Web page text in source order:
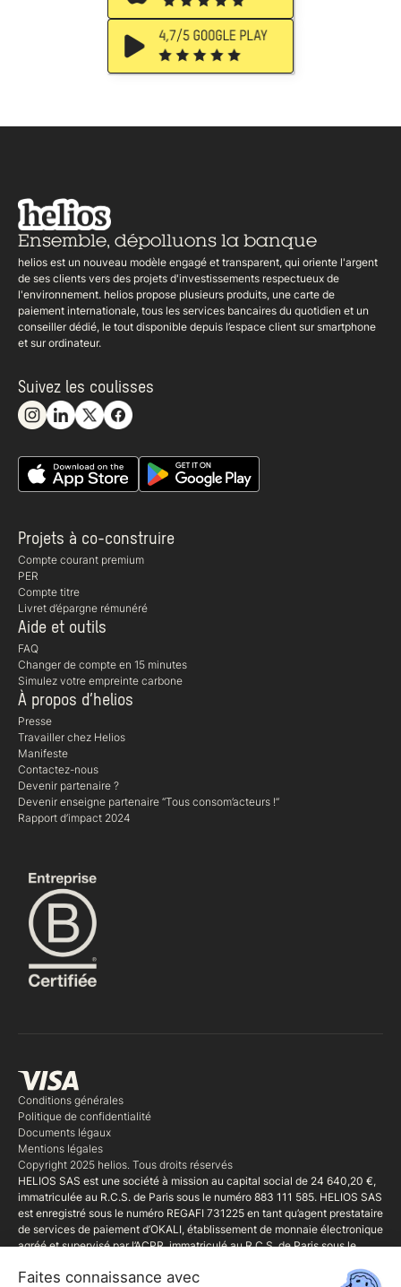
Ensemble, dépolluons la banque
helios est un nouveau modèle engagé et transparent, qui oriente l'argent
de ses clients vers des projets d'investissements respectueux de
l'environnement. helios propose plusieurs produits, une carte de
paiement internationale, tous les services bancaires du quotidien et un
conseiller dédié, le tout disponible depuis l’espace client sur smartphone
et sur ordinateur.
Suivez les coulisses
Projets à co-construire
Compte courant premium
PER
Compte titre
Livret d’épargne rémunéré
Aide et outils
FAQ
Changer de compte en 15 minutes
Simulez votre empreinte carbone
À propos d’helios
Presse
Travailler chez Helios
Manifeste
Contactez-nous
Devenir partenaire ?
Devenir enseigne partenaire “Tous consom’acteurs !“
Rapport d’impact 2024
Conditions générales
Politique de confidentialité
Documents légaux
Mentions légales
Copyright 2025 helios. Tous droits réservés
HELIOS SAS est une société à mission au capital social de 24 640,20 €,
immatriculée au R.C.S. de Paris sous le numéro 883 111 585. HELIOS SAS
est enregistré sous le numéro REGAFI 731225 en tant qu’agent prestataire
de services de paiement d’OKALI, établissement de monnaie électronique
agréé et supervisé par l’ACPR, immatriculé au R.C.S. de Paris sous le
75008 Paris. HELIOS SAS est également Mandataire d'intermédiaire